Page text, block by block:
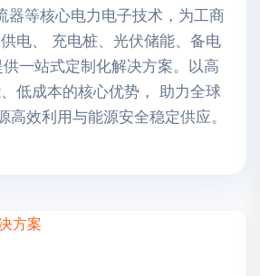
器等核心电力电子技术，为工商
电、 充电桩、光伏储能、备电
一站式定制化解决方案。以高
低成本的核心优势， 助力全球
高效利用与能源安全稳定供应。